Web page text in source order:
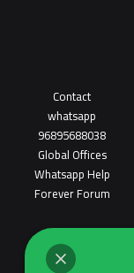
Contact
whatsapp
96895688038
Global Offices
Whatsapp Help
Forever Forum